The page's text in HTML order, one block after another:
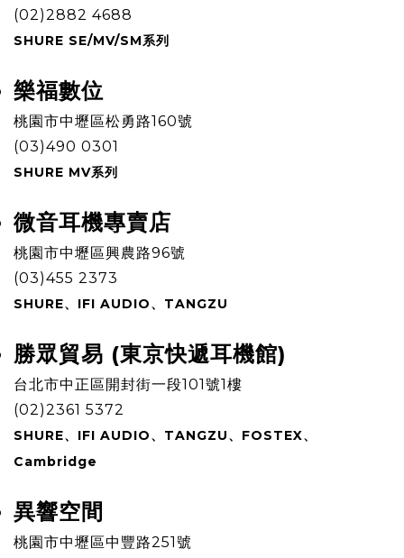
(02)2882 4688
SHURE SE/MV/SM系列
樂福數位
​桃園市中壢區松勇路160號
(03)490 0301
SHURE MV系列
微音耳機專賣店
​桃園市中壢區興農路96號
(03)455 2373
SHURE、IFI AUDIO、TANGZU
勝眾貿易 (東京快遞耳機館)
​台北市中正區開封街一段101號1樓
(02)2361 5372
SHURE、IFI AUDIO、TANGZU、FOSTEX、
Cambridge
異響空間
​桃園市中壢區中豐路251號